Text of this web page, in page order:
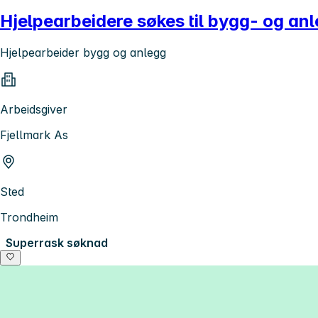
Hjelpearbeidere søkes til bygg- og
Hjelpearbeider bygg og anlegg
Arbeidsgiver
Fjellmark As
Sted
Trondheim
Superrask søknad